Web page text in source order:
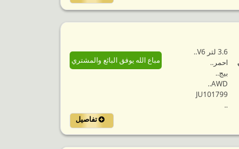
3.6 لتر V6..
احمر..
بيج..
AWD..
JU101799
..
مباع الله يوفق البائع والمشتري
تفاصيل